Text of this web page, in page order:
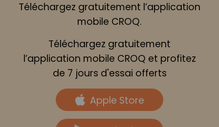
Téléchargez gratuitement l’application
mobile CROQ.
Téléchargez gratuitement
l’application mobile CROQ et profitez
de 7 jours d'essai offerts
Apple Store